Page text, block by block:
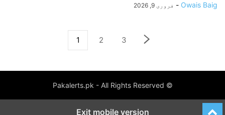
Owais Baig
- فروری 9, 2026
1 2 3
© Pakalerts.pk - All Rights Reserved
Exit mobile version